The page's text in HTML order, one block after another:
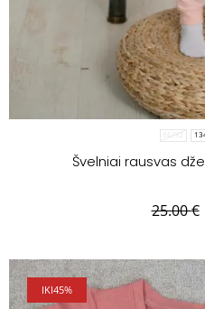
86/92
Švelniai rausvas
25.00€
IKI45%